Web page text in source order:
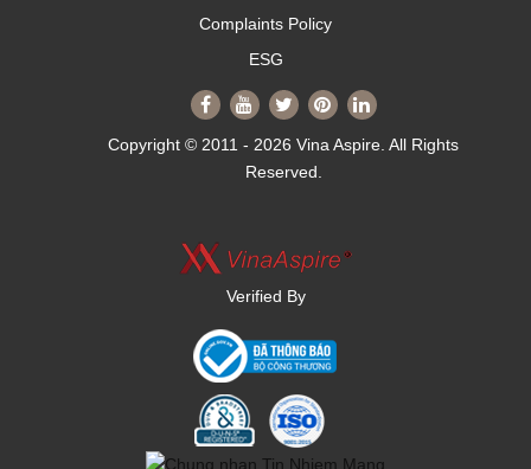
Complaints Policy
ESG
Copyright © 2011 - 2026 Vina Aspire. All Rights
Reserved.
Verified By